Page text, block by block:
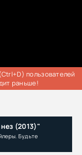
пользователей
раньше!
(2013)"
Будьте